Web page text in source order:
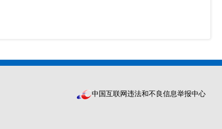
中国互联网违法和不良信息举报中心